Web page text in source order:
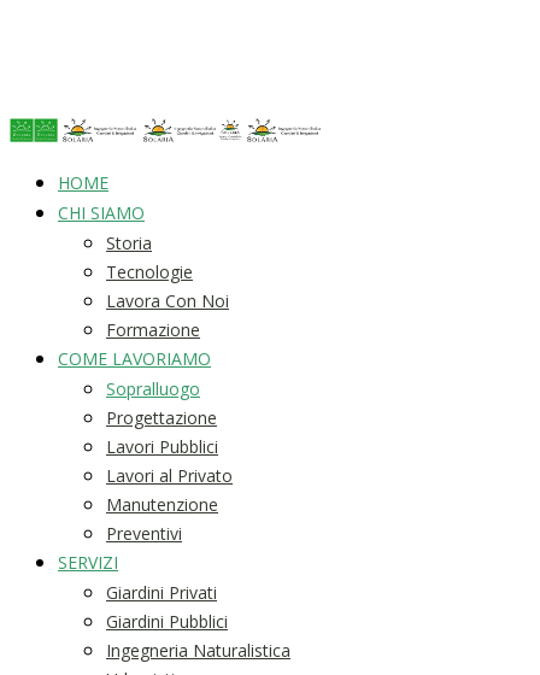
HOME
CHI SIAMO
Storia
Tecnologie
Lavora Con Noi
Formazione
COME LAVORIAMO
Sopralluogo
Progettazione
Lavori Pubblici
Lavori al Privato
Manutenzione
Preventivi
SERVIZI
Giardini Privati
Giardini Pubblici
Ingegneria Naturalistica